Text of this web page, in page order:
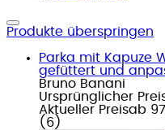
Produkte überspringen
Parka mit Kapuze
gefüttert und
Bruno Banani
Ursprünglicher
Aktueller Preisab
( 6 )